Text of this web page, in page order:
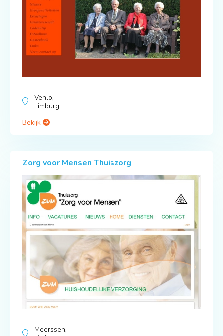
Venlo,
Limburg
Bekijk
Zorg voor Mensen Thuiszorg
Meerssen,